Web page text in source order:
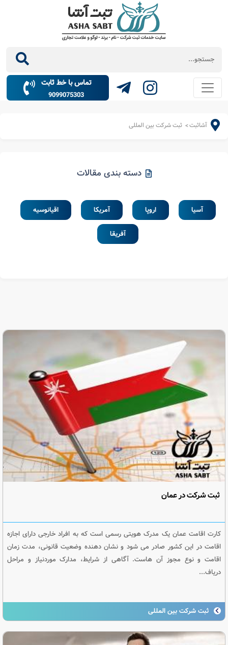
تماس با خط ثابت
9099075303
آشاثبت> ثبت شرکت بین المللی
دسته بندی مقالات
آسیا اروپا آمریکا اقیانوسیه
آفریقا
ثبت شرکت در عمان
کارت اقامت عمان یک مدرک هویتی رسمی است که به افراد خارجی دارای اجازه
اقامت در این کشور صادر می شود و نشان دهنده وضعیت قانونی، مدت زمان
اقامت و نوع مجوز آن هاست. آگاهی از شرایط، مدارک موردنیاز و مراحل
دریاف...
ثبت شرکت بین المللی